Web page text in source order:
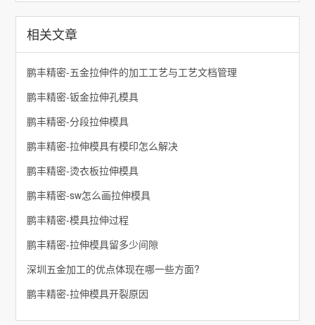
相关文章
鹏丰精密-五金拉伸件的加工工艺与工艺文档管理
鹏丰精密-钣金拉伸孔模具
鹏丰精密-分段拉伸模具
鹏丰精密-拉伸模具有模印怎么解决
鹏丰精密-烫衣板拉伸模具
鹏丰精密-sw怎么画拉伸模具
鹏丰精密-模具拉伸过程
鹏丰精密-拉伸模具留多少间隙
深圳五金加工的优点体现在哪一些方面?
鹏丰精密-拉伸模具开裂原因